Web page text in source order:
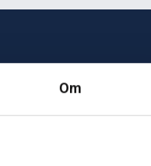
Om
549